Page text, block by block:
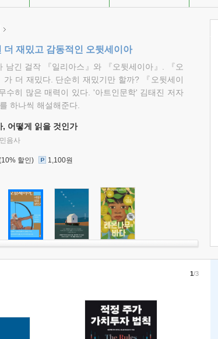
더 재밌고 감동적인 오뒷세이아
남긴 걸작 『일리아스』와 『오뒷세이아』. 『오
가 더 재밌다. 단순히 재밌기만 할까? 『오뒷세이
수히 많은 매력이 있다. '아트인문학' 김태진 저자
하나씩 해설해준다.
, 어떻게 읽을 것인가
민음사
할인) 1,100원
1/3